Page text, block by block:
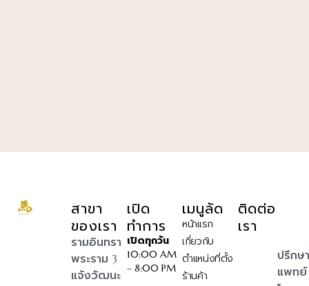
สาขา
ของเรา
รามอินทรา
พระราม 3
แจ้งวัฒนะ
เปิด
ทำการ
เปิดทุกวัน
10:00 AM
– 8:00 PM
เมนูลัด
หน้าแรก
เกี่ยวกับ
ตำแหน่งที่ตั้ง
ร้านค้า
ติดต่อ
เรา
ปรึกษ
แพทย์